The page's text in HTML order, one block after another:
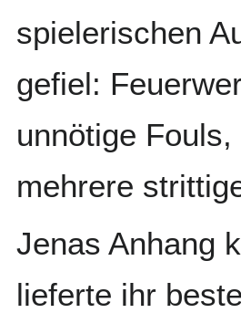
spielerischen
gefiel:
unnötige
mehrere
Jenas Anhang
lieferte ihr